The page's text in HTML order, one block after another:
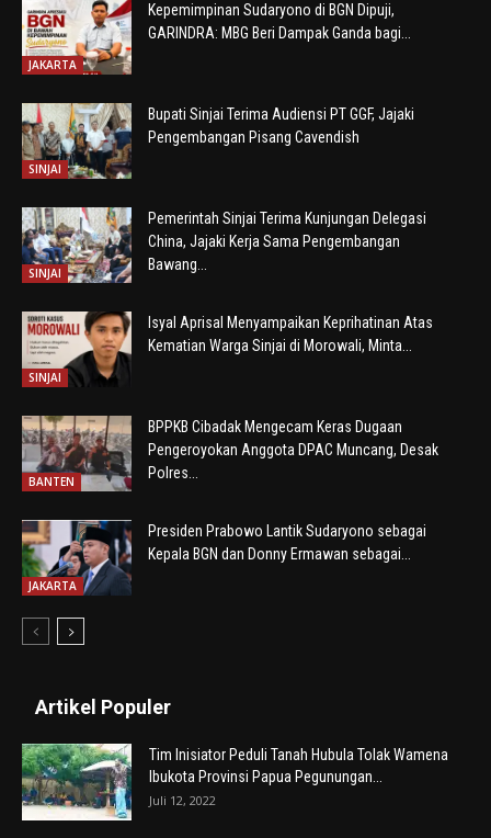
JAKARTA
Kepemimpinan Sudaryono di BGN Dipuji,
GARINDRA: MBG Beri Dampak Ganda bagi...
SINJAI
Bupati Sinjai Terima Audiensi PT GGF, Jajaki
Pengembangan Pisang Cavendish
SINJAI
Pemerintah Sinjai Terima Kunjungan Delegasi
China, Jajaki Kerja Sama Pengembangan
Bawang...
SINJAI
Isyal Aprisal Menyampaikan Keprihatinan Atas
Kematian Warga Sinjai di Morowali, Minta...
BANTEN
BPPKB Cibadak Mengecam Keras Dugaan
Pengeroyokan Anggota DPAC Muncang, Desak
Polres...
JAKARTA
Presiden Prabowo Lantik Sudaryono sebagai
Kepala BGN dan Donny Ermawan sebagai...
Artikel Populer
Tim Inisiator Peduli Tanah Hubula Tolak Wamena
Ibukota Provinsi Papua Pegunungan...
Juli 12, 2022